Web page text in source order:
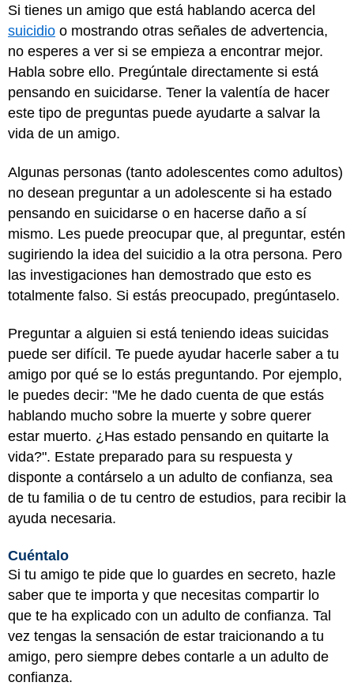
Si tienes un amigo que está hablando acerca del
suicidio o mostrando otras señales de advertencia,
no esperes a ver si se empieza a encontrar mejor.
Habla sobre ello. Pregúntale directamente si está
pensando en suicidarse. Tener la valentía de hacer
este tipo de preguntas puede ayudarte a salvar la
vida de un amigo.
Algunas personas (tanto adolescentes como adultos)
no desean preguntar a un adolescente si ha estado
pensando en suicidarse o en hacerse daño a sí
mismo. Les puede preocupar que, al preguntar, estén
sugiriendo la idea del suicidio a la otra persona. Pero
las investigaciones han demostrado que esto es
totalmente falso. Si estás preocupado, pregúntaselo.
Preguntar a alguien si está teniendo ideas suicidas
puede ser difícil. Te puede ayudar hacerle saber a tu
amigo por qué se lo estás preguntando. Por ejemplo,
le puedes decir: "Me he dado cuenta de que estás
hablando mucho sobre la muerte y sobre querer
estar muerto. ¿Has estado pensando en quitarte la
vida?". Estate preparado para su respuesta y
disponte a contárselo a un adulto de confianza, sea
de tu familia o de tu centro de estudios, para recibir la
ayuda necesaria.
Cuéntalo
Si tu amigo te pide que lo guardes en secreto, hazle
saber que te importa y que necesitas compartir lo
que te ha explicado con un adulto de confianza. Tal
vez tengas la sensación de estar traicionando a tu
amigo, pero siempre debes contarle a un adulto de
confianza.